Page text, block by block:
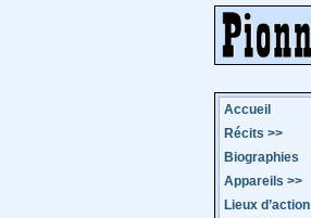
Accueil
Récits >>
Biographies
Appareils >>
Lieux d’action